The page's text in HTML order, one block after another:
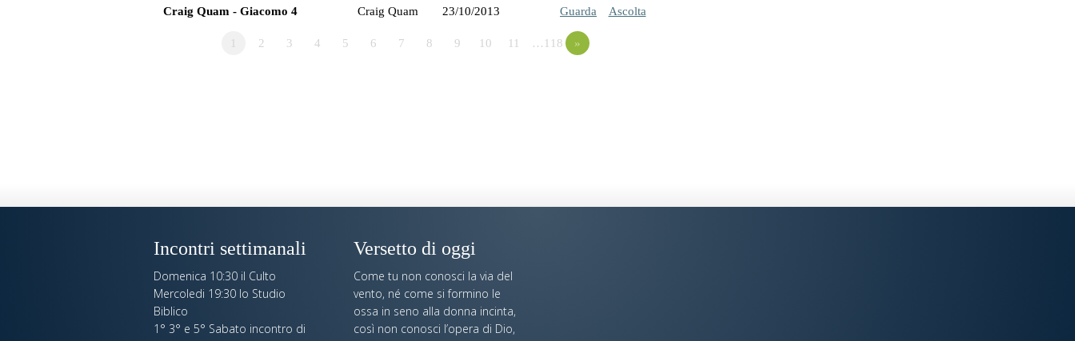
Craig Quam - Giacomo 4
Craig Quam 23/10/2013 Guarda Ascolta
2 3 4 5 6 7 8 9 10 11 …118 »
Incontri settimanali
Domenica 10:30 il Culto
Mercoledi 19:30 lo Studio
Biblico
1° 3° e 5° Sabato incontro di
Versetto di oggi
Come tu non conosci la via del
vento, né come si formino le
ossa in seno alla donna incinta,
così non conosci l’opera di Dio,